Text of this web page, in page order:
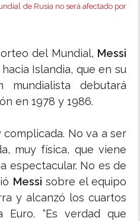
de Rusia no será afectado por
del Mundial, Messi
Islandia, que en su
mundialista debutará
en 1978 y 1986.
complicada. No va a ser
muy física, que viene
espectacular. No es de
Messi sobre el equipo
y alcanzó los cuartos
“Es verdad que